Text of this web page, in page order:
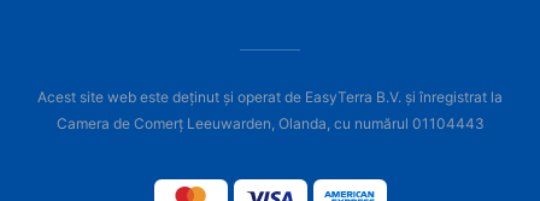
Acest site web este deținut și operat de EasyTerra B.V. și înregistrat la
Camera de Comerț Leeuwarden, Olanda, cu numărul 01104443